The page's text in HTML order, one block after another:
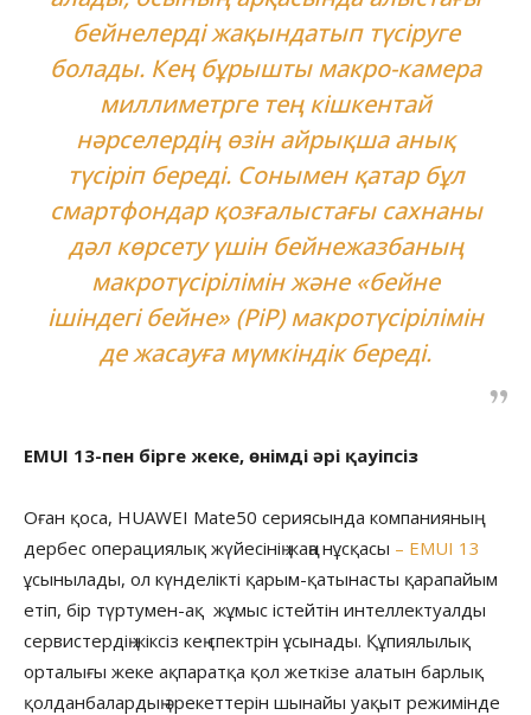
бейнелерді жақындатып түсіруге
болады. Кең бұрышты макро-камера
миллиметрге тең кішкентай
нәрселердің өзін айрықша анық
түсіріп береді. Сонымен қатар бұл
смартфондар қозғалыстағы сахнаны
дәл көрсету үшін бейнежазбаның
макротүсірілімін және «бейне
ішіндегі бейне» (PiP) макротүсірілімін
де жасауға мүмкіндік береді.
EMUI 13-пен бірге жеке, өнімді әрі қауіпсіз
Оған қоса, HUAWEI Mate50 сериясында компанияның
дербес операциялық жүйесінің жаңа нұсқасы – EMUI 13
ұсынылады, ол күнделікті қарым-қатынасты қарапайым
етіп, бір түртумен-ақ жұмыс істейтін интеллектуалды
сервистердің жіксіз кең спектрін ұсынады. Құпиялылық
орталығы жеке ақпаратқа қол жеткізе алатын барлық
қолданбалардың әрекеттерін шынайы уақыт режимінде